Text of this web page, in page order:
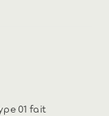
01 fait